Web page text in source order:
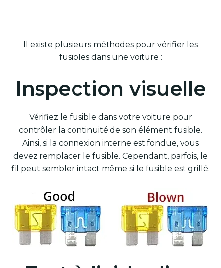
Il existe plusieurs méthodes pour vérifier les
fusibles dans une voiture :
Inspection visuelle
Vérifiez le fusible dans votre voiture pour
contrôler la continuité de son élément fusible.
Ainsi, si la connexion interne est fondue, vous
devez remplacer le fusible. Cependant, parfois, le
fil peut sembler intact même si le fusible est grillé.